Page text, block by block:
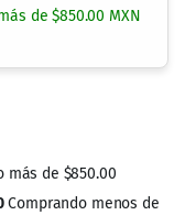
de $850.00 MXN